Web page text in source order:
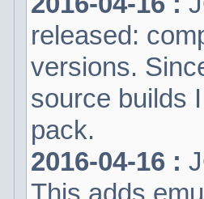
released:
versions.
source builds
pack.
2016-04-16 :
This adds